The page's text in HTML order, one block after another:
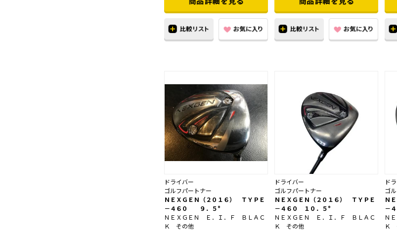
ドライバー
ゴルフパートナー
ＮＥＸＧＥＮ（２０１６） ＴＹＰＥ
－４６０ ９．５°
ＮＥＸＧＥＮ Ｅ．Ｉ．Ｆ ＢＬＡＣ
Ｋ その他
ドライバー
ゴルフパートナー
ＮＥＸＧＥＮ（２０１６） ＴＹＰＥ
－４６０ １０．５°
ＮＥＸＧＥＮ Ｅ．Ｉ．Ｆ ＢＬＡＣ
Ｋ その他
ド
ゴ
Ｎ
－
Ｎ
Ｋ